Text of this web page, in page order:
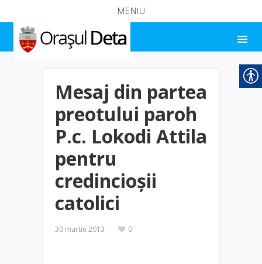
MENIU
Mesaj din partea
preotului paroh
P.c. Lokodi Attila
pentru
credincioșii
catolici
30 martie 2013 0